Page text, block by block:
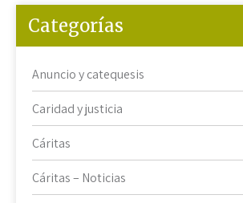
Categorías
Anuncio y catequesis
Caridad y justicia
Cáritas
Cáritas – Noticias